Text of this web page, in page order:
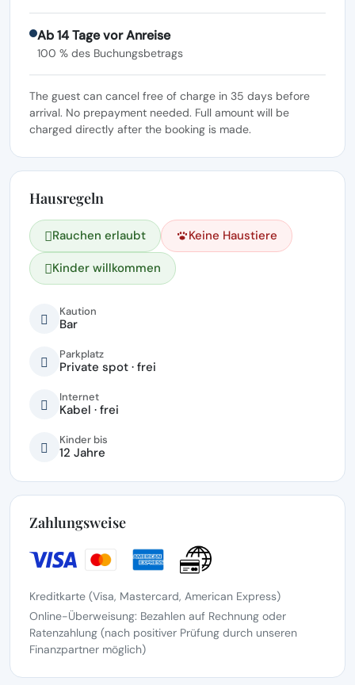
Ab 14 Tage vor Anreise
100 % des Buchungsbetrags
The guest can cancel free of charge in 35 days before
arrival. No prepayment needed. Full amount will be
charged directly after the booking is made.
Hausregeln
Rauchen erlaubt Keine Haustiere
Kinder willkommen
Kaution
Bar
Parkplatz
Private spot · frei
Internet
Kabel · frei
Kinder bis
12 Jahre
Zahlungsweise
Kreditkarte (Visa, Mastercard, American Express)
Online-Überweisung: Bezahlen auf Rechnung oder
Ratenzahlung (nach positiver Prüfung durch unseren
Finanzpartner möglich)